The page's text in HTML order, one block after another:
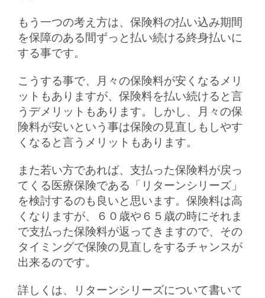
もう一つの考え方は、保険料の払い込み期間
を保障のある間ずっと払い続ける終身払いに
する事です。
こうする事で、月々の保険料が安くなるメリ
ットもありますが、保険料を払い続けると言
うデメリットもあります。しかし、月々の保
険料が安いという事は保険の見直しもしやす
くなると言うメリットもあります。
また若い方であれば、支払った保険料が戻っ
てくる医療保険である「リターンシリーズ」
を検討するのも良いと思います。保険料は高
くなりますが、６０歳や６５歳の時にそれま
で支払った保険料が返ってきますので、その
タイミングで保険の見直しをするチャンスが
出来るのです。
詳しくは、リターンシリーズについて書いて